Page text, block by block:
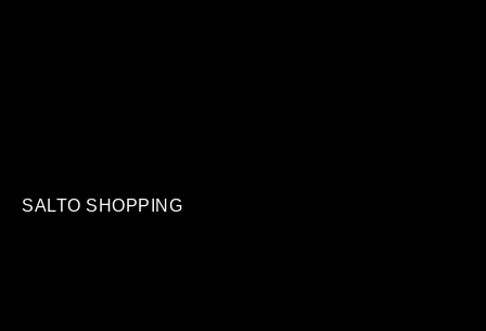
SALTO SHOPPING